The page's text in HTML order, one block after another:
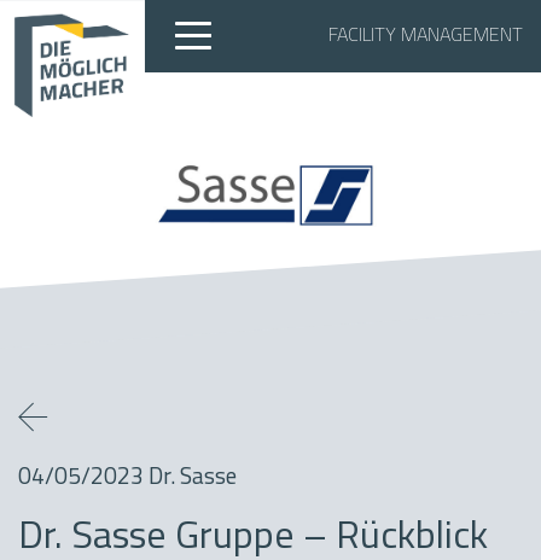
FACILITY MANAGEMENT
04/05/2023 Dr. Sasse
Dr. Sasse Gruppe – Rückblick